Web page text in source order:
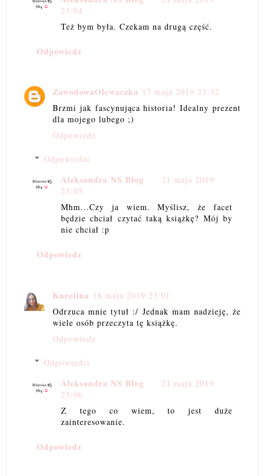
23:04
Też bym była. Czekam na drugą część.
Odpowiedz
ZawodowaOlewaczka 17 maja 2019 21:32
Brzmi jak fascynująca historia! Idealny prezent
dla mojego lubego ;)
Odpowiedz
Odpowiedzi
Aleksandra NS Blog
21 maja 2019
23:05
Mhm...Czy ja wiem. Myślisz, że facet
będzie chciał czytać taką książkę? Mój by
nie chciał :p
Odpowiedz
Karolina 18 maja 2019 23:01
Odrzuca mnie tytuł :/ Jednak mam nadzieję, że
wiele osób przeczyta tę książkę.
Odpowiedz
Odpowiedzi
Aleksandra NS Blog
21 maja 2019
23:06
Z tego co wiem, to jest duże
zainteresowanie.
Odpowiedz